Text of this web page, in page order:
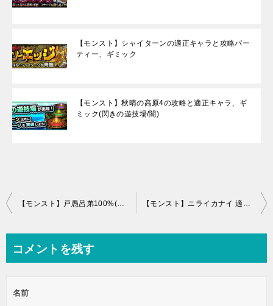
【モンスト】シャイターンの適正キャラと攻略パー
ティー、ギミック
【モンスト】秋晴の高原4の攻略と適正キャラ、ギ
ミック(閃きの遊技場/闇)
投
ビ
ー
【モンスト】戸愚呂弟100%(超究極) 適正キャラと安定攻略・周回パーティー 【モンスト】ニライカナイ 適正キャラと安定攻略・周回パーティー
コメントを残す
名前